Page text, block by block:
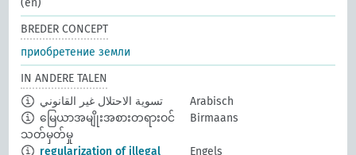
BREDER CONCEPT
приобретение земли
IN ANDERE TALEN
تسوية الاحتلال غير القانوني
Arabisch
မြေယာအမျိုးအစားတရားဝင်
သတ်မှတ်မှု
Birmaans
regularization of illegal
Engels